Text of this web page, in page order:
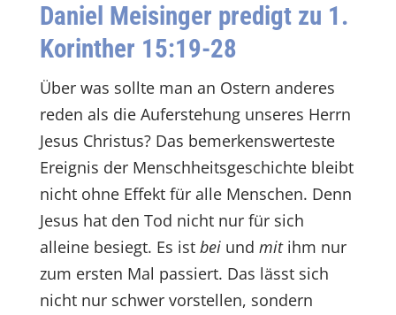
Daniel Meisinger predigt zu 1.
Korinther 15:19-28
Über was sollte man an Ostern anderes
reden als die Auferstehung unseres Herrn
Jesus Christus? Das bemerkenswerteste
Ereignis der Menschheitsgeschichte bleibt
nicht ohne Effekt für alle Menschen. Denn
Jesus hat den Tod nicht nur für sich
alleine besiegt. Es ist beiund mitihm nur
zum ersten Mal passiert. Das lässt sich
nicht nur schwer vorstellen, sondern